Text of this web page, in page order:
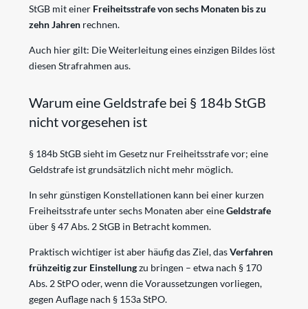
StGB mit einer Freiheitsstrafe von sechs Monaten bis zu
zehn Jahren rechnen.
Auch hier gilt: Die Weiterleitung eines einzigen Bildes löst
diesen Strafrahmen aus.
Warum eine Geldstrafe bei § 184b StGB
nicht vorgesehen ist
§ 184b StGB sieht im Gesetz nur Freiheitsstrafe vor; eine
Geldstrafe ist grundsätzlich nicht mehr möglich.
In sehr günstigen Konstellationen kann bei einer kurzen
Freiheitsstrafe unter sechs Monaten aber eineGeldstrafe
über § 47 Abs. 2 StGB in Betracht kommen.
Praktisch wichtiger ist aber häufig das Ziel, dasVerfahren
frühzeitig zur Einstellungzu bringen – etwa nach § 170
Abs. 2 StPO oder, wenn die Voraussetzungen vorliegen,
gegen Auflage nach § 153a StPO.